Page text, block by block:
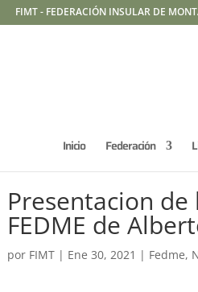
FIMT - FEDERACIÓN INSULAR DE
Inicio Federación
Presentacion
FEDME de
por FIMT | Ene 30, 2021 | Fedme,